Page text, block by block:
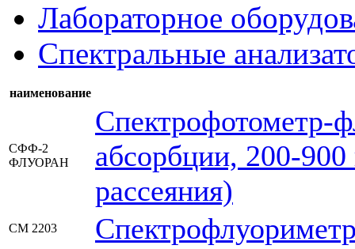
Лабораторное
Спектральные
наименование
СФФ-2
ФЛУОРАН
Спектрофотометр-
абсорбции, 200-
рассеяния)
CM 2203